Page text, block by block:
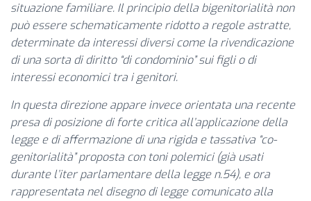
situazione familiare. Il principio della bigenitorialità non
può essere schematicamente ridotto a regole astratte,
determinate da interessi diversi come la rivendicazione
di una sorta di diritto “di condominio” sui figli o di
interessi economici tra i genitori.
In questa direzione appare invece orientata una recente
presa di posizione di forte critica all’applicazione della
legge e di affermazione di una rigida e tassativa “co-
genitorialità” proposta con toni polemici (già usati
durante l’iter parlamentare della legge n.54), e ora
rappresentata nel disegno di legge comunicato alla